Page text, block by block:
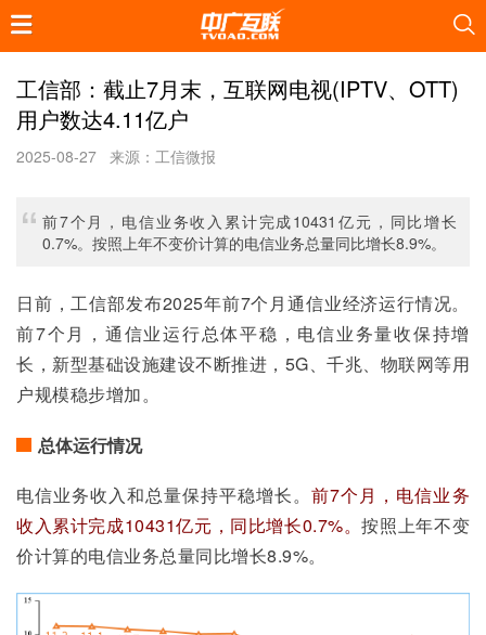
工信部：截止7月末，互联网电视(IPTV、OTT)
用户数达4.11亿户
2025-08-27 来源：工信微报
前7个月，电信业务收入累计完成10431亿元，同比增长
0.7%。按照上年不变价计算的电信业务总量同比增长8.9%。
日前，工信部发布2025年前7个月通信业经济运行情况。
前7个月，通信业运行总体平稳，电信业务量收保持增
长，新型基础设施建设不断推进，5G、千兆、物联网等用
户规模稳步增加。
总体运行情况
电信业务收入和总量保持平稳增长。前7个月，电信业务
收入累计完成10431亿元，同比增长0.7%。按照上年不变
价计算的电信业务总量同比增长8.9%。